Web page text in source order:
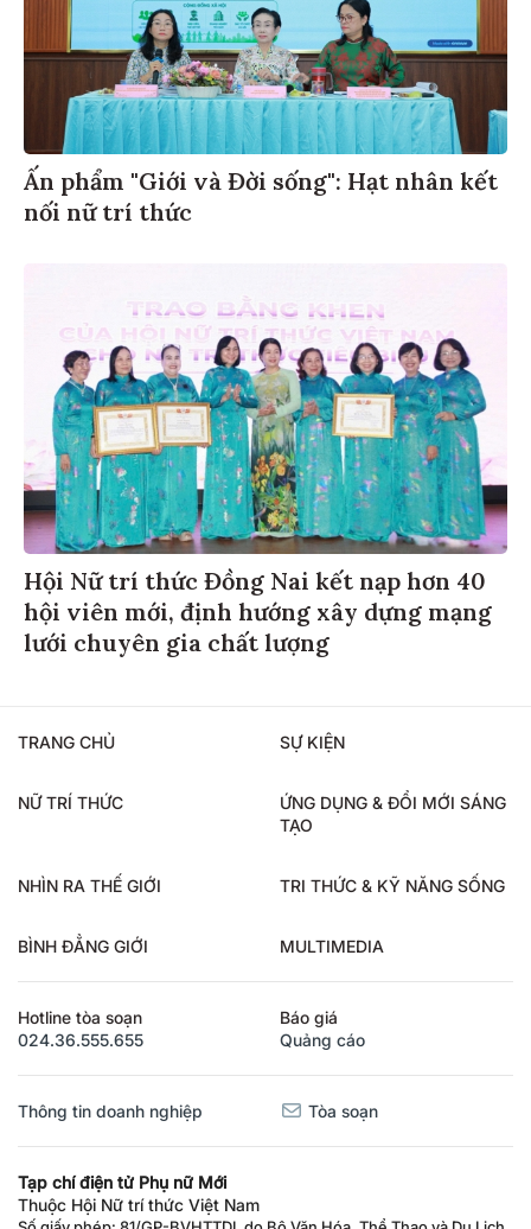
Ấn phẩm "Giới và Đời sống": Hạt nhân kết
nối nữ trí thức
Hội Nữ trí thức Đồng Nai kết nạp hơn 40
hội viên mới, định hướng xây dựng mạng
lưới chuyên gia chất lượng
TRANG CHỦ SỰ KIỆN
NỮ TRÍ THỨC
ỨNG DỤNG & ĐỔI MỚI SÁNG
TẠO
NHÌN RA THẾ GIỚI TRI THỨC & KỸ NĂNG SỐNG
BÌNH ĐẲNG GIỚI MULTIMEDIA
Hotline tòa soạn
024.36.555.655
Báo giá
Quảng cáo
Thông tin doanh nghiệp Tòa soạn
Tạp chí điện tử Phụ nữ Mới
Thuộc Hội Nữ trí thức Việt Nam
Số giấy phép: 81/GP-BVHTTDL do Bộ Văn Hóa, Thể Thao và Du Lịch